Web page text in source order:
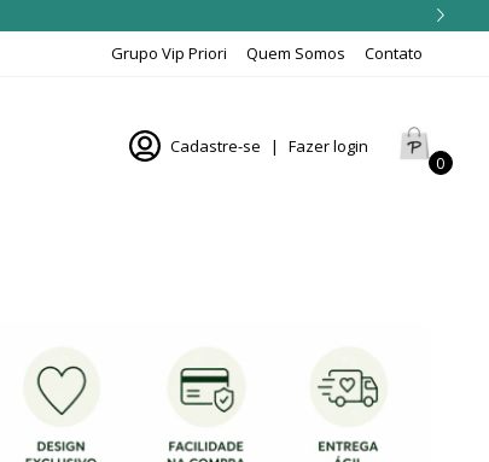
Grupo Vip Priori Quem Somos Contato
Cadastre-se | Fazer login
0